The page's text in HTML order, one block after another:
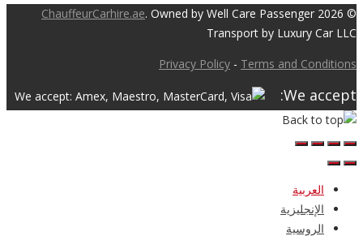
© 2026
ChauffeurCarhire.ae. Owned by Well Care Passenger
Transport by Luxury Car LLC
Privacy Policy - Terms and Conditions
We accept:
العربية
الإنجليزية
الروسية